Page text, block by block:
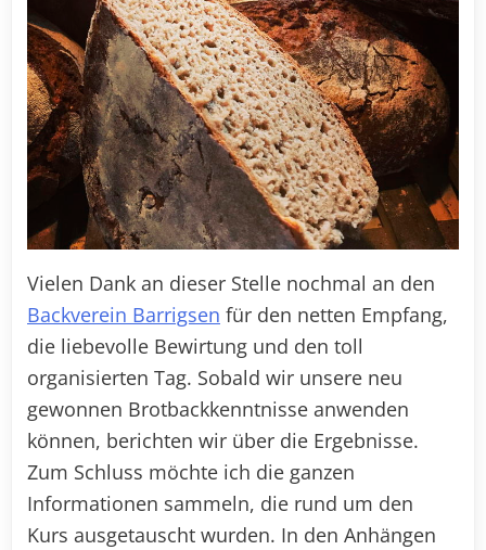
Vielen Dank an dieser Stelle nochmal an den
Backverein Barrigsen für den netten Empfang,
die liebevolle Bewirtung und den toll
organisierten Tag. Sobald wir unsere neu
gewonnen Brotbackkenntnisse anwenden
können, berichten wir über die Ergebnisse.
Zum Schluss möchte ich die ganzen
Informationen sammeln, die rund um den
Kurs ausgetauscht wurden. In den Anhängen